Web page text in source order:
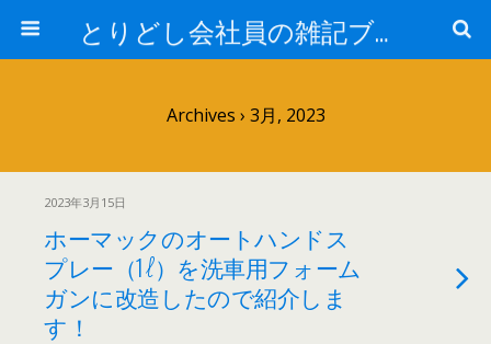
とりどし会社員の雑記ブログ
Archives › 3月, 2023
2023年3月15日
ホーマックのオートハンドス
プレー（1ℓ）を洗車用フォーム
ガンに改造したので紹介しま
す！